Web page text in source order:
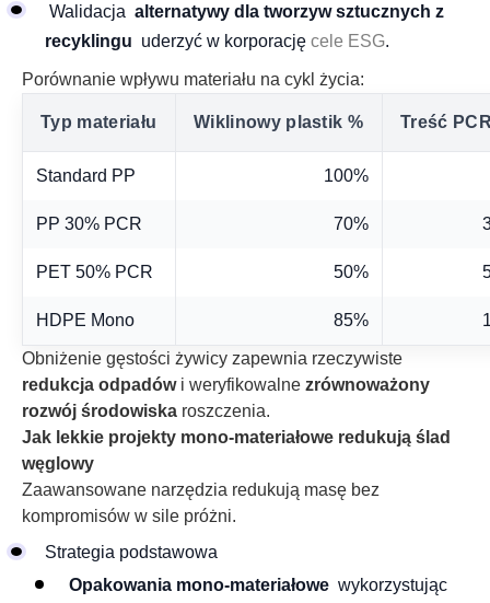
Walidacja alternatywy dla tworzyw sztucznych z
recyklingu uderzyć w korporację cele ESG.
Porównanie wpływu materiału na cykl życia:
Typ materiału Wiklinowy plastik % Treść
Standard PP 100%
PP 30% PCR 70%
PET 50% PCR 50%
HDPE Mono 85%
Obniżenie gęstości żywicy zapewnia rzeczywiste
redukcja odpadówi weryfikowalne zrównoważony
rozwój środowiska roszczenia.
Jak lekkie projekty mono-materiałowe redukują ślad
węglowy
Zaawansowane narzędzia redukują masę bez
kompromisów w sile próżni.
Strategia podstawowa
Opakowania mono-materiałowe wykorzystując